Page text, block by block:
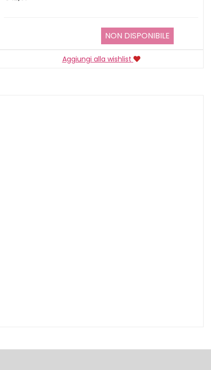
NON DISPONIBILE
Aggiungi alla wishlist